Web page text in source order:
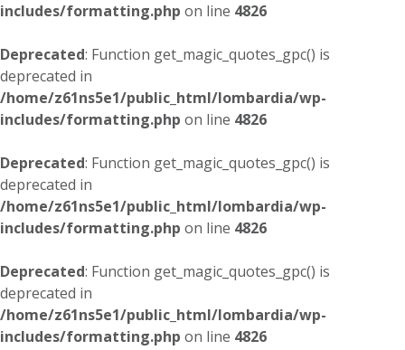
includes/formatting.php on line 4826
Deprecated: Function get_magic_quotes_gpc() is
deprecated in
/home/z61ns5e1/public_html/lombardia/wp-
includes/formatting.php on line 4826
Deprecated: Function get_magic_quotes_gpc() is
deprecated in
/home/z61ns5e1/public_html/lombardia/wp-
includes/formatting.php on line 4826
Deprecated: Function get_magic_quotes_gpc() is
deprecated in
/home/z61ns5e1/public_html/lombardia/wp-
includes/formatting.php on line 4826